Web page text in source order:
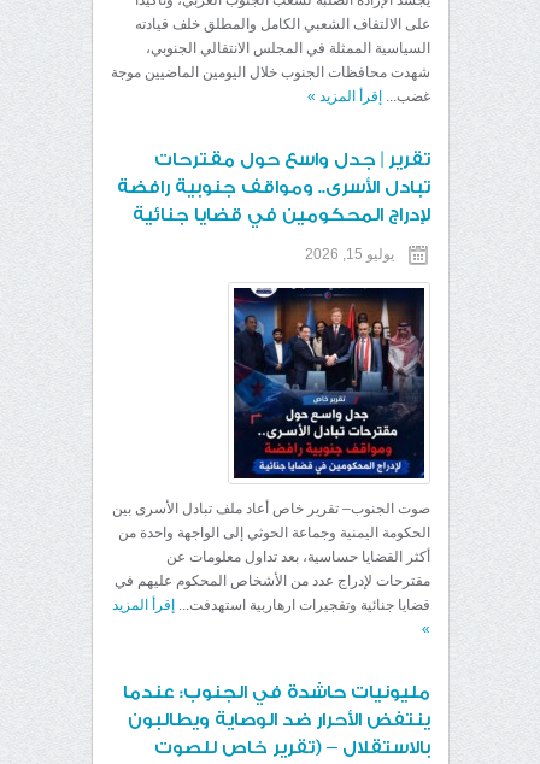
على الالتفاف الشعبي الكامل والمطلق خلف قيادته
السياسية الممثلة في المجلس الانتقالي الجنوبي،
شهدت محافظات الجنوب خلال اليومين الماضيين موجة
غضب... إقرأ المزيد »
تقرير | جدل واسع حول مقترحات
تبادل الأسرى.. ومواقف جنوبية رافضة
لإدراج المحكومين في قضايا جنائية
يوليو 15, 2026
صوت الجنوب– تقرير خاص أعاد ملف تبادل الأسرى بين
الحكومة اليمنية وجماعة الحوثي إلى الواجهة واحدة من
أكثر القضايا حساسية، بعد تداول معلومات عن
مقترحات لإدراج عدد من الأشخاص المحكوم عليهم في
قضايا جنائية وتفجيرات ارهاربية استهدفت... إقرأ المزيد
»
مليونيات حاشدة في الجنوب: عندما
ينتفض الأحرار ضد الوصاية ويطالبون
بالاستقلال – (تقرير خاص للصوت